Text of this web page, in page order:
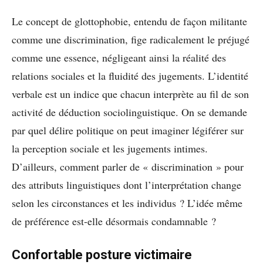
Le concept de glottophobie, entendu de façon militante
comme une discrimination, fige radicalement le préjugé
comme une essence, négligeant ainsi la réalité des
relations sociales et la fluidité des jugements. L’identité
verbale est un indice que chacun interprète au fil de son
activité de déduction sociolinguistique. On se demande
par quel délire politique on peut imaginer légiférer sur
la perception sociale et les jugements intimes.
D’ailleurs, comment parler de « discrimination » pour
des attributs linguistiques dont l’interprétation change
selon les circonstances et les individus ? L’idée même
de préférence est-elle désormais condamnable ?
Confortable posture victimaire